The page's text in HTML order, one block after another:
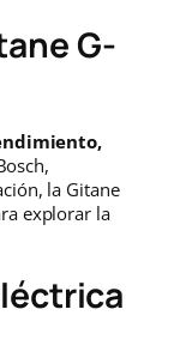
G-
la Gitane
explorar la